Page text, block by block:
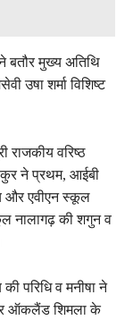
ने बतौर मुख्य अतिथि
उषा शर्मा विशिष्ट
राजकीय वरिष्ठ
ने प्रथम, आईबी
और एवीएन स्कूल
नालागढ़ की शगुन व
परिधि व मनीषा ने
और ऑकलैंड शिमला के